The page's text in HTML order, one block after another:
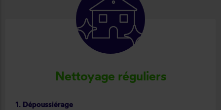
Nettoyage réguliers
1. Dépoussiérage